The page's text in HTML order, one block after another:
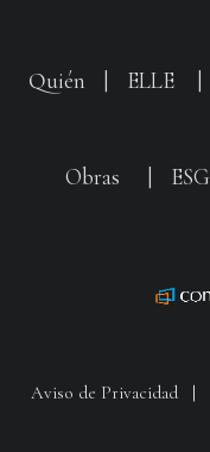
Quién ELLE
Obras ESG
Aviso de Privacidad|